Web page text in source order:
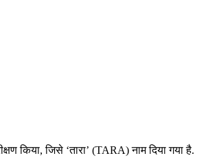
किया, जिसे ‘तारा’ (TARA) नाम दिया गया है.